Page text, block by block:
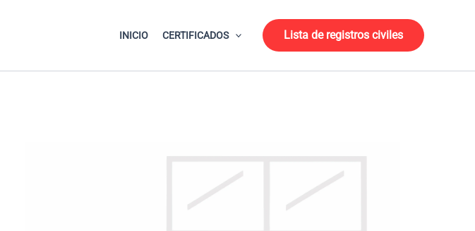
INICIO CERTIFICADOS Lista de registros civiles